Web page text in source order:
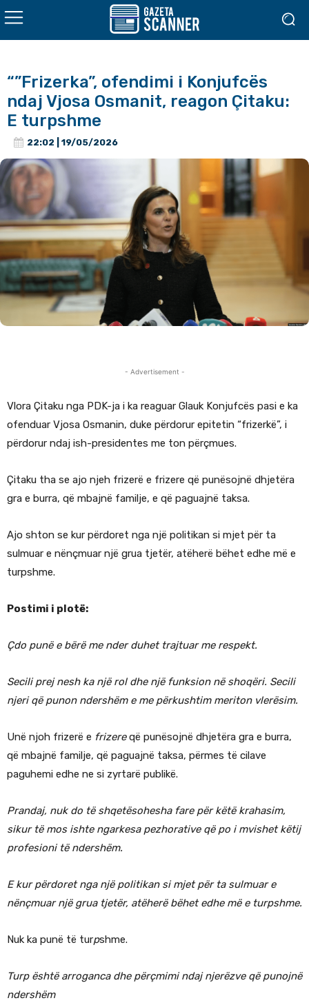
“”Frizerka”, ofendimi i Konjufcës
ndaj Vjosa Osmanit, reagon Çitaku:
E turpshme
22:02 | 19/05/2026
- Advertisement -
Vlora Çitaku nga PDK-ja i ka reaguar Glauk Konjufcës pasi e ka
ofenduar Vjosa Osmanin, duke përdorur epitetin “frizerkë”, i
përdorur ndaj ish-presidentes me ton përçmues.
Çitaku tha se ajo njeh frizerë e frizere që punësojnë dhjetëra
gra e burra, që mbajnë familje, e që paguajnë taksa.
Ajo shton se kur përdoret nga një politikan si mjet për ta
sulmuar e nënçmuar një grua tjetër, atëherë bëhet edhe më e
turpshme.
Postimi i plotë:
Çdo punë e bërë me nder duhet trajtuar me respekt.
Secili prej nesh ka një rol dhe një funksion në shoqëri. Secili
njeri që punon ndershëm e me përkushtim meriton vlerësim.
Unë njoh frizerë e frizereqë punësojnë dhjetëra gra e burra,
që mbajnë familje, që paguajnë taksa, përmes të cilave
paguhemi edhe ne si zyrtarë publikë.
Prandaj, nuk do të shqetësohesha fare për këtë krahasim,
sikur të mos ishte ngarkesa pezhorative që po i mvishet këtij
profesioni të ndershëm.
E kur përdoret nga një politikan si mjet për ta sulmuar e
nënçmuar një grua tjetër, atëherë bëhet edhe më e turpshme.
Nuk ka punë të turpshme.
Turp është arroganca dhe përçmimi ndaj njerëzve që punojnë
ndershëm